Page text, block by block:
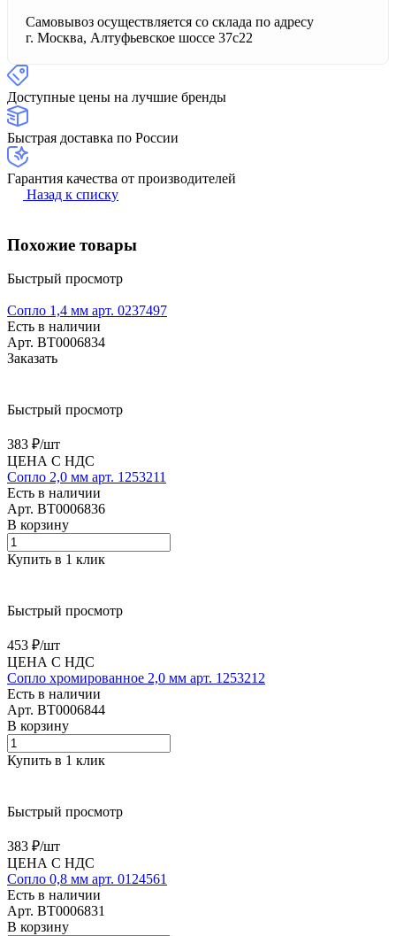
Самовывоз осуществляется со склада по адресу
г. Москва, Алтуфьевское шоссе 37с22
Доступные цены на лучшие бренды
Быстрая доставка по России
Гарантия качества от производителей
Назад к списку
Похожие товары
Быстрый просмотр
Сопло 1,4 мм арт. 0237497
Есть в наличии
Арт. BT0006834
Заказать
Быстрый просмотр
383 ₽/шт
ЦЕНА С НДС
Сопло 2,0 мм арт. 1253211
Есть в наличии
Арт. BT0006836
В корзину
Купить в 1 клик
Быстрый просмотр
453 ₽/шт
ЦЕНА С НДС
Сопло хромированное 2,0 мм арт. 1253212
Есть в наличии
Арт. BT0006844
В корзину
Купить в 1 клик
Быстрый просмотр
383 ₽/шт
ЦЕНА С НДС
Сопло 0,8 мм арт. 0124561
Есть в наличии
Арт. BT0006831
В корзину